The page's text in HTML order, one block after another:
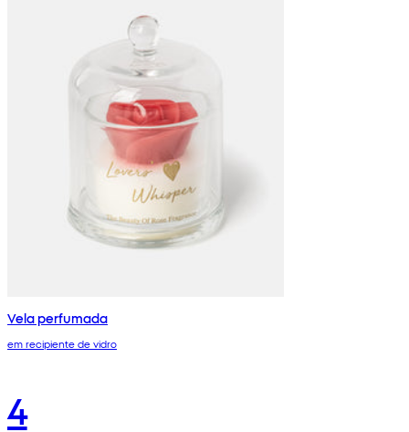
Vela perfumada
em recipiente de vidro
4